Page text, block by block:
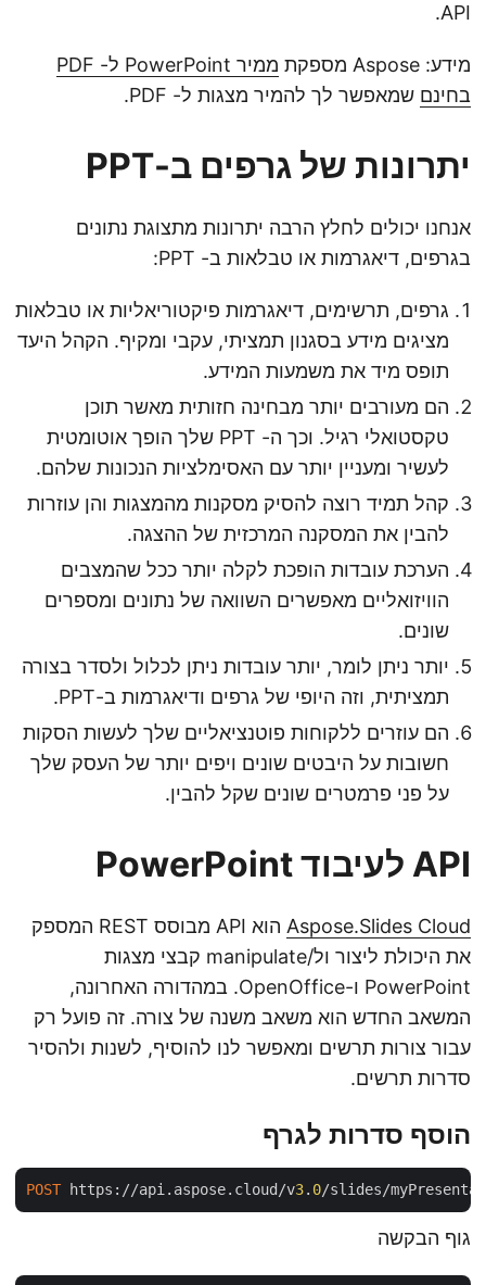
API.
מידע: Aspose מספקת
ממיר PowerPoint ל- PDF
בחינםשמאפשר לך להמיר מצגות ל- PDF.
יתרונות של גרפים ב-PPT
אנחנו יכולים לחלץ הרבה יתרונות מתצוגת נתונים
בגרפים, דיאגרמות או טבלאות ב- PPT:
גרפים, תרשימים, דיאגרמות פיקטוריאליות או טבלאות
מציגים מידע בסגנון תמציתי, עקבי ומקיף. הקהל היעד
תופס מיד את משמעות המידע.
הם מעורבים יותר מבחינה חזותית מאשר תוכן
טקסטואלי רגיל. וכך ה- PPT שלך הופך אוטומטית
לעשיר ומעניין יותר עם האסימלציות הנכונות שלהם.
קהל תמיד רוצה להסיק מסקנות מהמצגות והן עוזרות
להבין את המסקנה המרכזית של ההצגה.
הערכת עובדות הופכת לקלה יותר ככל שהמצבים
הוויזואליים מאפשרים השוואה של נתונים ומספרים
שונים.
יותר ניתן לומר, יותר עובדות ניתן לכלול ולסדר בצורה
תמציתית, וזה היופי של גרפים ודיאגרמות ב-PPT.
הם עוזרים ללקוחות פוטנציאליים שלך לעשות הסקות
חשובות על היבטים שונים ויפים יותר של העסק שלך
על פני פרמטרים שונים שקל להבין.
API לעיבוד PowerPoint
Aspose.Slides Cloud
הוא API מבוסס REST המספק
את היכולת ליצור ול/manipulate קבצי מצגות
PowerPoint ו-OpenOffice. במהדורה האחרונה,
המשאב החדש הוא משאב משנה של צורה. זה פועל רק
עבור צורות תרשים ומאפשר לנו להוסיף, לשנות ולהסיר
סדרות תרשים.
הוסף סדרות לגרף
POST https://api.aspose.cloud/v3.0/slides/
גוף הבקשה